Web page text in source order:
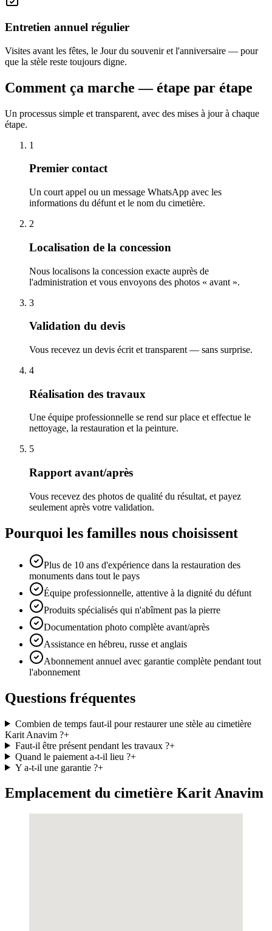
Entretien annuel régulier
Visites avant les fêtes, le Jour du souvenir et l'anniversaire — pour
que la stèle reste toujours digne.
Comment ça marche — étape par étape
Un processus simple et transparent, avec des mises à jour à chaque
étape.
1
Premier contact
Un court appel ou un message WhatsApp avec les
informations du défunt et le nom du cimetière.
2
Localisation de la concession
Nous localisons la concession exacte auprès de
l'administration et vous envoyons des photos « avant ».
3
Validation du devis
Vous recevez un devis écrit et transparent — sans surprise.
4
Réalisation des travaux
Une équipe professionnelle se rend sur place et effectue le
nettoyage, la restauration et la peinture.
5
Rapport avant/après
Vous recevez des photos de qualité du résultat, et payez
seulement après votre validation.
Pourquoi les familles nous choisissent
Plus de 10 ans d'expérience dans la restauration des
monuments dans tout le pays
Équipe professionnelle, attentive à la dignité du défunt
Produits spécialisés qui n'abîment pas la pierre
Documentation photo complète avant/après
Assistance en hébreu, russe et anglais
Abonnement annuel avec garantie complète pendant tout
l'abonnement
Questions fréquentes
Combien de temps faut-il pour restaurer une stèle au cimetière
Karit Anavim ?+
Faut-il être présent pendant les travaux ?+
Quand le paiement a-t-il lieu ?+
Y a-t-il une garantie ?+
Emplacement du cimetière Karit Anavim